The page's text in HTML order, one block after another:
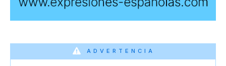
ADVERTENCIA